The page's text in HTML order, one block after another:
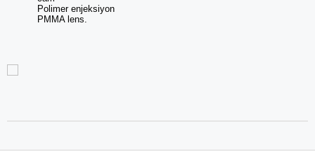
Polimer enjeksiyon
PMMA lens.